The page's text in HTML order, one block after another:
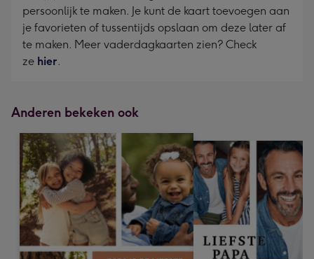
persoonlijk te maken. Je kunt de kaart toevoegen aan
je favorieten of tussentijds opslaan om deze later af
te maken. Meer vaderdagkaarten zien? Check
ze hier.
Anderen bekeken ook